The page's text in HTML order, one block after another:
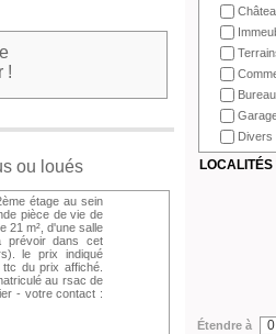
!
ou loués
étage au sein
pièce de vie de
21 m², d'une salle
prévoir dans cet
le prix indiqué
du prix affiché.
au rsac de
- votre contact :
Divers
LOCALITÉS
Étendre à